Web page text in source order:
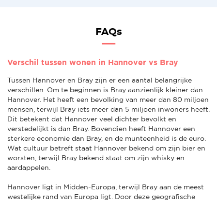
FAQs
Verschil tussen wonen in Hannover vs Bray
Tussen Hannover en Bray zijn er een aantal belangrijke
verschillen. Om te beginnen is Bray aanzienlijk kleiner dan
Hannover. Het heeft een bevolking van meer dan 80 miljoen
mensen, terwijl Bray iets meer dan 5 miljoen inwoners heeft.
Dit betekent dat Hannover veel dichter bevolkt en
verstedelijkt is dan Bray. Bovendien heeft Hannover een
sterkere economie dan Bray, en de munteenheid is de euro.
Wat cultuur betreft staat Hannover bekend om zijn bier en
worsten, terwijl Bray bekend staat om zijn whisky en
aardappelen.
Hannover ligt in Midden-Europa, terwijl Bray aan de meest
westelijke rand van Europa ligt. Door deze geografische